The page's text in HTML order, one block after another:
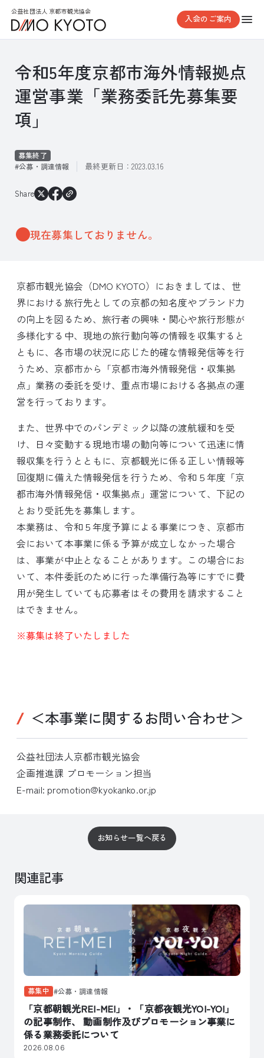
公益社団法人 京都市観光協会
入会のご案内
令和5年度京都市海外情報拠点
運営事業「業務委託先募集要
項」
募集終了
公募・調達情報
最終更新日：2023.03.16
Share
現在募集しておりません。
京都市観光協会（DMO KYOTO）におきましては、世
界における旅行先としての京都の知名度やブランド力
の向上を図るため、旅行者の興味・関心や旅行形態が
多様化する中、現地の旅行動向等の情報を収集すると
ともに、各市場の状況に応じた的確な情報発信等を行
うため、京都市から「京都市海外情報発信・収集拠
点」業務の委託を受け、重点市場における各拠点の運
営を行っております。
また、世界中でのパンデミック以降の渡航緩和を受
け、日々変動する現地市場の動向等について迅速に情
報収集を行うとともに、京都観光に係る正しい情報等
回復期に備えた情報発信を行うため、令和５年度「京
都市海外情報発信・収集拠点」運営について、下記の
とおり受託先を募集します。
本業務は、令和５年度予算による事業につき、京都市
会において本事業に係る予算が成立しなかった場合
は、事業が中止となることがあります。この場合にお
いて、本件委託のために行った準備行為等にすでに費
用が発生していても応募者はその費用を請求すること
はできません。
※募集は終了いたしました
＜本事業に関するお問い合わせ＞
公益社団法人京都市観光協会
企画推進課 プロモーション担当
E-mail: promotion@kyokanko.or.jp
お知らせ一覧へ戻る
関連記事
募集中 公募・調達情報
「京都朝観光REI-MEI」・「京都夜観光YOI-YOI」
の記事制作、 動画制作及びプロモーション事業に
係る業務委託について
2026.08.06